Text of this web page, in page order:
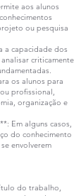
aos alunos
ou pesquisa
a capacidade dos
criticamente
os alunos para
profissional,
organização e
Em alguns casos,
do conhecimento
envolverem
do trabalho,